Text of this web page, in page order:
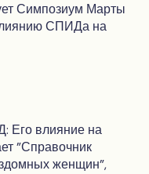
Симпозиум Марты
СПИДа на
Его влияние на
"Справочник
женщин",